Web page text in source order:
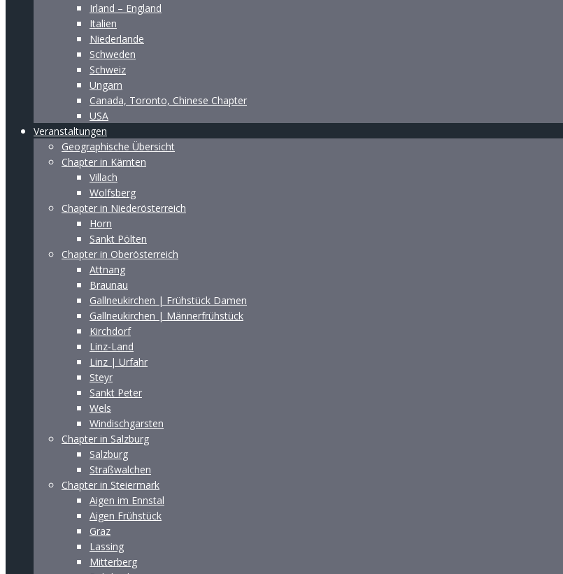
Irland – England
Italien
Niederlande
Schweden
Schweiz
Ungarn
Canada, Toronto, Chinese Chapter
USA
Veranstaltungen
Geographische Übersicht
Chapter in Kärnten
Villach
Wolfsberg
Chapter in Niederösterreich
Horn
Sankt Pölten
Chapter in Oberösterreich
Attnang
Braunau
Gallneukirchen | Frühstück Damen
Gallneukirchen | Männerfrühstück
Kirchdorf
Linz-Land
Linz | Urfahr
Steyr
Sankt Peter
Wels
Windischgarsten
Chapter in Salzburg
Salzburg
Straßwalchen
Chapter in Steiermark
Aigen im Ennstal
Aigen Frühstück
Graz
Lassing
Mitterberg